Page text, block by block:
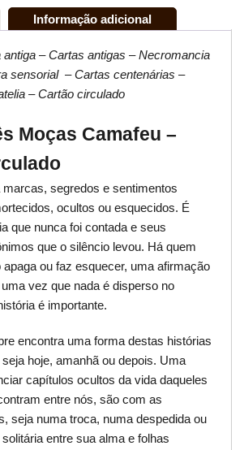
Informação adicional
– Cartas antigas – Necromancia
sensorial – Cartas centenárias –
– Cartão circulado
Moças Camafeu –
segredos e sentimentos
ocultos ou esquecidos. É
que nunca foi contada e seus
que o silêncio levou. Há quem
apaga ou faz esquecer, uma afirmação
vez que nada é disperso no
é importante.
encontra uma forma destas histórias
hoje, amanhã ou depois. Uma
capítulos ocultos da vida daqueles
entre nós, são com as
seja numa troca, numa despedida ou
entre sua alma e folhas